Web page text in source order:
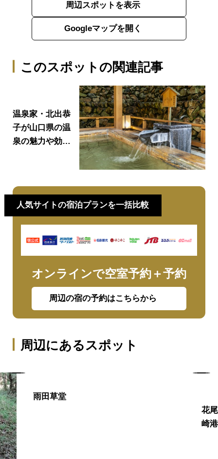
このスポットの関連記事
温泉家・北出恭
子が山口県の温
泉の魅力や効果
周辺スポットを表示
Googleマップを開く
人気サイトの宿泊プランを一括比較
オンラインで空室予約＋予約
周辺の宿の予約はこちらから
周辺にあるスポット
雨田草堂
花
崎